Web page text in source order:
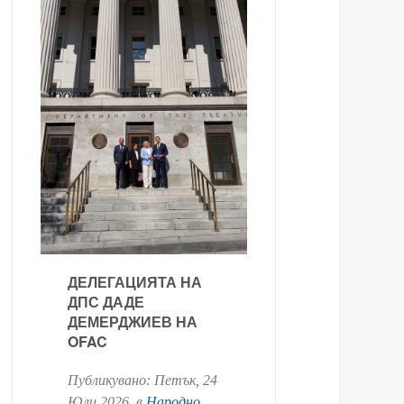
ДЕЛЕГАЦИЯТА НА
ДПС ДАДЕ
ДЕМЕРДЖИЕВ НА
OFAC
Публикувано: Петък, 24